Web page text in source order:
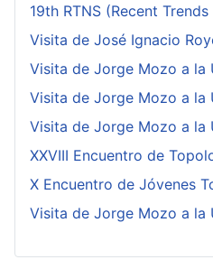
19th RTNS (Recent
Visita de José Ignacio
Visita de Jorge Mozo a la
Visita de Jorge Mozo a la
Visita de Jorge Mozo a la
XXVIII Encuentro de
X Encuentro de Jóvenes
Visita de Jorge Mozo a la